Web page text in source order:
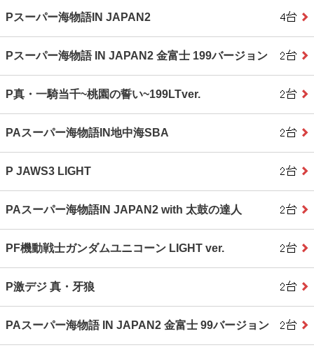
Pスーパー海物語IN JAPAN2
Pスーパー海物語 IN JAPAN2 金富士 199バージョン
P真・一騎当千~桃園の誓い~199LTver.
PAスーパー海物語IN地中海SBA
P JAWS3 LIGHT
PAスーパー海物語IN JAPAN2 with 太鼓の達人
PF機動戦士ガンダムユニコーン LIGHT ver.
P激デジ 真・牙狼
PAスーパー海物語 IN JAPAN2 金富士 99バージョン